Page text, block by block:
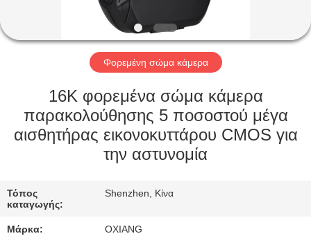
ΕΚΠΟΜΠΉ
VR
ΣΧΕΤΙΚΆ
ΜΕ
ΕΜΆΣ
ΣΤΟ
ΕΡΓΟΣΤΆΣΙΟ
Φορεμένη σώμα κάμερα
16K φορεμένα σώμα κάμερα
παρακολούθησης 5 ποσοστού μέγα
αισθητήρας εικονοκυττάρου CMOS για
την αστυνομία
Τόπος
καταγωγής:
Shenzhen, Κίνα
Μάρκα: OXIANG